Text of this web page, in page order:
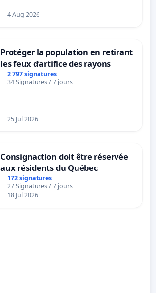
4 Aug 2026
Protéger la population en retirant
les feux d’artifice des rayons
2 797 signatures
34 Signatures / 7 jours
25 Jul 2026
Consignaction doit être réservée
aux résidents du Québec
172 signatures
27 Signatures / 7 jours
18 Jul 2026